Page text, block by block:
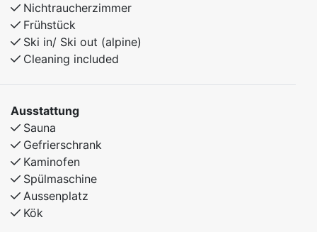
Nichtraucherzimmer
Frühstück
Ski in/ Ski out (alpine)
Cleaning included
Ausstattung
Sauna
Gefrierschrank
Kaminofen
Spülmaschine
Aussenplatz
Kök